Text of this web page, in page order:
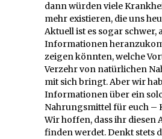
dann würden viele
mehr existieren, die uns
Aktuell ist es sogar schwer,
Informationen
zeigen könnten, welche
Verzehr von natürlichen
mit sich bringt. Aber wir
Informationen über ein
Nahrungsmittel für euch –
Wir hoffen, dass ihr diesen
finden werdet. Denkt stets